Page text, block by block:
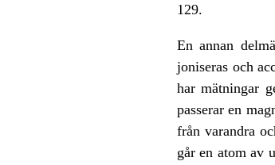
129.
En annan
joniseras och
har mätningar
passerar en
från varandra
går en atom av